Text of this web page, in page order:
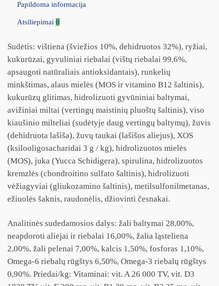
Papildoma informacija
Atsiliepimai 0
Sudėtis: vištiena (šviežios 10%, dehidruotos 32%), ryžiai,
kukurūzai, gyvuliniai riebalai (vištų riebalai 99,6%,
apsaugoti natūraliais antioksidantais), runkelių
minkštimas, alaus mielės (MOS ir vitamino B12 šaltinis),
kukurūzų glitimas, hidrolizuoti gyvūniniai baltymai,
avižiniai miltai (vertingų maistinių pluoštų šaltinis), viso
kiaušinio milteliai (sudėtyje daug vertingų baltymų), žuvis
(dehidruota lašiša), žuvų taukai (lašišos aliejus), XOS
(ksilooligosacharidai 3 g / kg), hidrolizuotos mielės
(MOS), juka (Yucca Schidigera), spirulina, hidrolizuotos
kremzlės (chondroitino sulfato šaltinis), hidrolizuoti
vėžiagyviai (gliukozamino šaltinis), metilsulfonilmetanas,
ežiuolės šaknis, raudonėlis, džiovinti česnakai.
Analitinės sudedamosios dalys: žali baltymai 28,00%,
neapdoroti aliejai ir riebalai 16,00%, žalia ląsteliena
2,00%, žali pelenai 7,00%, kalcis 1,50%, fosforas 1,10%,
Omega-6 riebalų rūgštys 6,50%, Omega-3 riebalų rūgštys
0,90%. Priedai/kg: Vitaminai: vit. A 26 000 TV, vit. D3